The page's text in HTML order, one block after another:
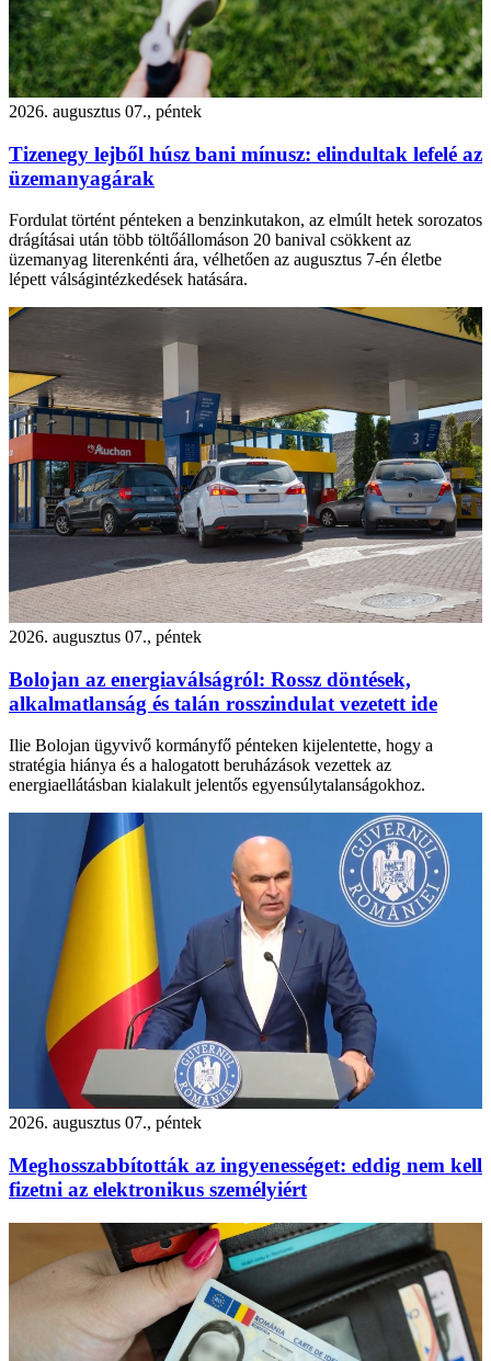
2026. augusztus 07., péntek
Tizenegy lejből húsz bani mínusz: elindultak lefelé az
üzemanyagárak
Fordulat történt pénteken a benzinkutakon, az elmúlt hetek sorozatos
drágításai után több töltőállomáson 20 banival csökkent az
üzemanyag literenkénti ára, vélhetően az augusztus 7-én életbe
lépett válságintézkedések hatására.
2026. augusztus 07., péntek
Bolojan az energiaválságról: Rossz döntések,
alkalmatlanság és talán rosszindulat vezetett ide
Ilie Bolojan ügyvivő kormányfő pénteken kijelentette, hogy a
stratégia hiánya és a halogatott beruházások vezettek az
energiaellátásban kialakult jelentős egyensúlytalanságokhoz.
2026. augusztus 07., péntek
Meghosszabbították az ingyenességet: eddig nem kell
fizetni az elektronikus személyiért